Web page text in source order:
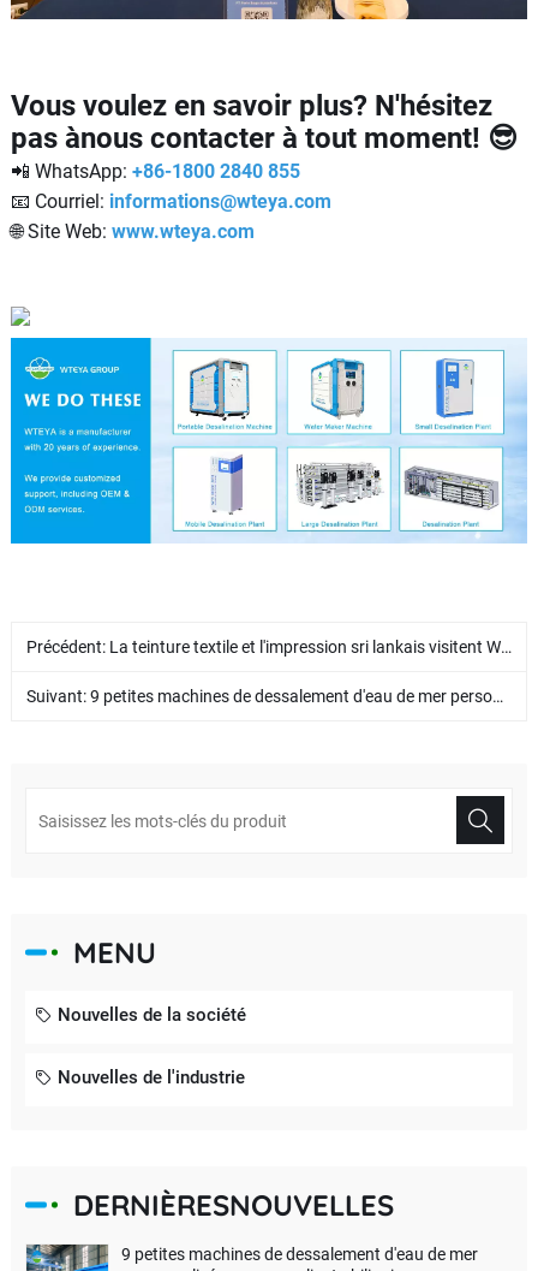
Vous voulez en savoir plus? N'hésitez
pas ànous contacter à tout moment! 😎
📲 WhatsApp: +86-1800 2840 855
📧 Courriel: informations@wteya.com
🌐 Site Web: www.wteya.com
Précédent: La teinture textile et l'impression sri lankais visitent WTEYA pour discuter du traitement des eaux usées
Suivant:9 petites machines de dessalement d'eau de mer personnalisées pour un client philippin
MENU
Nouvelles de la société
Nouvelles de l'industrie
DERNIÈRESNOUVELLES
9 petites machines de dessalement d'eau de mer